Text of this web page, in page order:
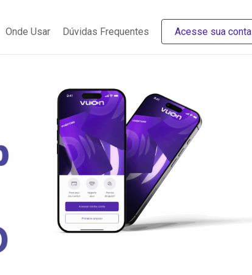
Onde Usar Dúvidas Frequentes Acesse sua conta